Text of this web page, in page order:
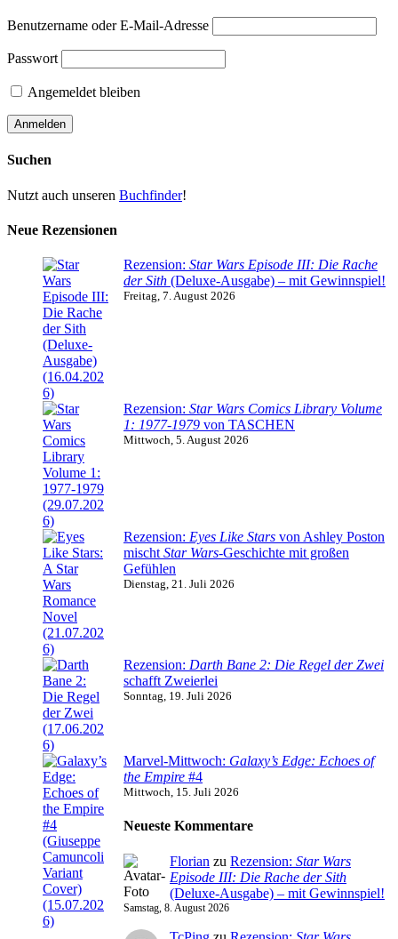
Benutzername oder E-Mail-Adresse
Passwort
Angemeldet bleiben
Suchen
Nutzt auch unseren Buchfinder!
Neue Rezensionen
Rezension: Star Wars Episode III: Die Rache
der Sith (Deluxe-Ausgabe) – mit Gewinnspiel!
Freitag, 7. August 2026
Rezension: Star Wars Comics Library Volume
1: 1977-1979 von TASCHEN
Mittwoch, 5. August 2026
Rezension: Eyes Like Stars von Ashley Poston
mischt Star Wars-Geschichte mit großen
Gefühlen
Dienstag, 21. Juli 2026
Rezension: Darth Bane 2: Die Regel der Zwei
schafft Zweierlei
Sonntag, 19. Juli 2026
Marvel-Mittwoch: Galaxy’s Edge: Echoes of
the Empire #4
Mittwoch, 15. Juli 2026
Neueste Kommentare
Florian zu Rezension: Star Wars
Episode III: Die Rache der Sith
(Deluxe-Ausgabe) – mit Gewinnspiel!
Samstag, 8. August 2026